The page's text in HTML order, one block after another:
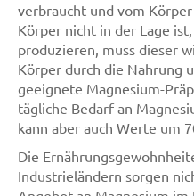
verbraucht und vom
Körper nicht in der Lage
produzieren, muss dieser
Körper durch die Nahrung
geeignete Magnesium-
tägliche Bedarf an
kann aber auch Werte um
Die
Industrieländern sorgen